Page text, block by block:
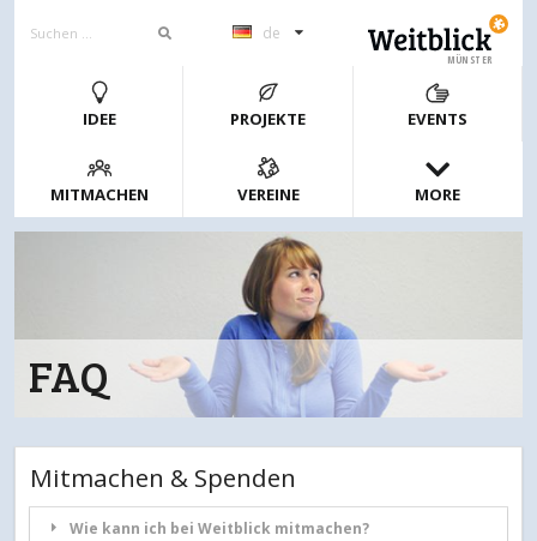
de
MÜNSTER
IDEE PROJEKTE EVENTS
MITMACHEN VEREINE MORE
FAQ
Mitmachen & Spenden
Wie kann ich bei Weitblick mitmachen?